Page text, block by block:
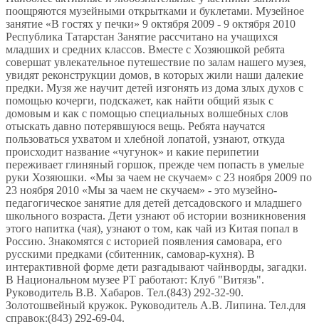
поощряются музейными открытками и буклетами. Музейное
занятие «В гостях у печки» 9 октября 2009 - 9 октября 2010
Республика Татарстан Занятие рассчитано на учащихся
младших и средних классов. Вместе с Хозяюшкой ребята
совершат увлекательное путешествие по залам нашего музея,
увидят реконструкции домов, в которых жили наши далекие
предки. Музя же научит детей изгонять из дома злых духов с
помощью кочерги, подскажет, как найти общий язык с
домовым и как с помощью специальных волшебных слов
отыскать давно потерявшуюся вещь. Ребята научатся
пользоваться ухватом и хлебной лопатой, узнают, откуда
происходит название «чугунок» и какие перипетии
переживает глиняный горшок, прежде чем попасть в умелые
руки Хозяюшки. «Мы за чаем не скучаем» c 23 ноября 2009 по
23 ноября 2010 «Мы за чаем не скучаем» - это музейно-
педагогическое занятие для детей детсадовского и младшего
школьного возраста. Дети узнают об истории возникновения
этого напитка (чая), узнают о том, как чай из Китая попал в
Россию. Знакомятся с историей появления самовара, его
русскими предками (сбитенник, самовар-кухня). В
интерактивной форме дети разгадывают чайнворды, загадки.
В Национальном музее РТ работают: Клуб "Витязь".
Руководитель В.В. Хабаров. Тел.(843) 292-32-90.
Золотошвейный кружок. Руководитель А.В. Липина. Тел.для
справок:(843) 292-69-04.